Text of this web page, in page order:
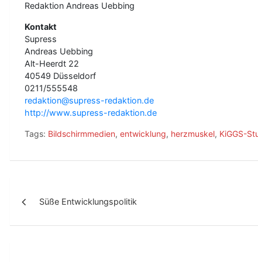
Redaktion Andreas Uebbing
Kontakt
Supress
Andreas Uebbing
Alt-Heerdt 22
40549 Düsseldorf
0211/555548
redaktion@supress-redaktion.de
http://www.supress-redaktion.de
Tags: Bildschirmmedien, entwicklung, herzmuskel, KiGGS-
i
Süße Entwicklungspolitik